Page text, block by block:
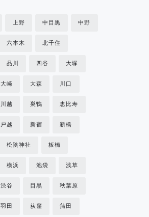
上野 中目黒 中野
六本木 北千住
品川 四谷 大塚
大崎 大森 川口
川越 巣鴨 恵比寿
戸越 新宿 新橋
松陰神社 板橋
横浜 池袋 浅草
渋谷 目黒 秋葉原
羽田 荻窪 蒲田